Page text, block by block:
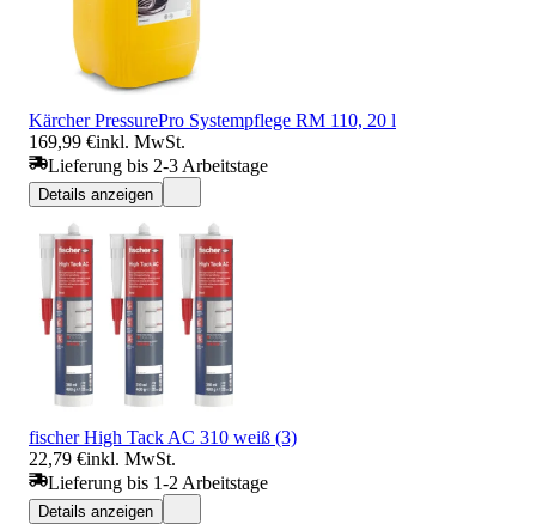
Kärcher PressurePro Systempflege RM 110, 20 l
169,99 €inkl. MwSt.
Lieferung bis 2-3 Arbeitstage
Details anzeigen
fischer High Tack AC 310 weiß (3)
22,79 €inkl. MwSt.
Lieferung bis 1-2 Arbeitstage
Details anzeigen